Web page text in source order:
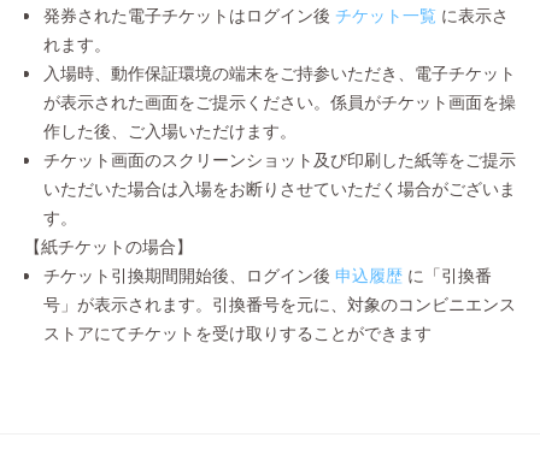
発券された電子チケットはログイン後 チケット一覧 に表示さ
れます。
入場時、動作保証環境の端末をご持参いただき、電子チケット
が表示された画面をご提示ください。係員がチケット画面を操
作した後、ご入場いただけます。
チケット画面のスクリーンショット及び印刷した紙等をご提示
いただいた場合は入場をお断りさせていただく場合がございま
す。
【紙チケットの場合】
チケット引換期間開始後、ログイン後 申込履歴 に「引換番
号」が表示されます。引換番号を元に、対象のコンビニエンス
ストアにてチケットを受け取りすることができます